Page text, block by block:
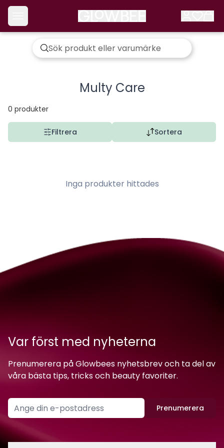
Multy Care
0 produkter
Filtrera Sortera
Inga produkter hittades
Var först med nyheterna
Prenumerera på Glowbees nyhetsbrev och ta del av
våra bästa tips, tricks och beauty favoriter.
Prenumerera